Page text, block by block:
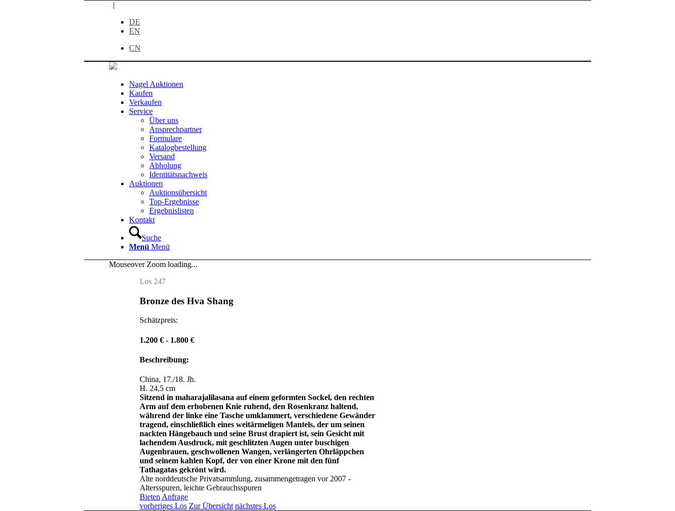
|
DE
EN
CN
Nagel Auktionen
Kaufen
Verkaufen
Service
Über uns
Ansprechpartner
Formulare
Katalogbestellung
Versand
Abholung
Identitätsnachweis
Auktionen
Auktionsübersicht
Top-Ergebnisse
Ergebnislisten
Kontakt
Suche
Menü Menü
Mouseover Zoom loading...
Los 247
Bronze des Hva Shang
Schätzpreis:
1.200 € - 1.800 €
Beschreibung:
China, 17./18. Jh.
H. 24,5 cm
Sitzend in maharajalilasana auf einem geformten Sockel, den rechten
Arm auf dem erhobenen Knie ruhend, den Rosenkranz haltend,
während der linke eine Tasche umklammert, verschiedene Gewänder
tragend, einschließlich eines weitärmeligen Mantels, der um seinen
nackten Hängebauch und seine Brust drapiert ist, sein Gesicht mit
lachendem Ausdruck, mit geschlitzten Augen unter buschigen
Augenbrauen, geschwollenen Wangen, verlängerten Ohrläppchen
und seinem kahlen Kopf, der von einer Krone mit den fünf
Tathagatas gekrönt wird.
Alte norddeutsche Privatsammlung, zusammengetragen vor 2007 -
Altersspuren, leichte Gebrauchsspuren
Bieten Anfrage
vorheriges Los Zur Übersicht nächstes Los